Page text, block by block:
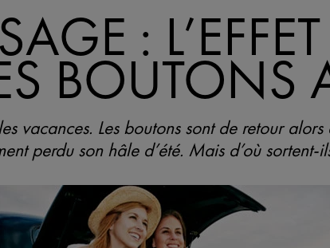
:
BOUTONS
vacances. Les boutons sont de retour
perdu son hâle d’été. Mais d’où sortent-